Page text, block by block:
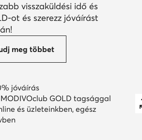
visszaküldési idő és
ot és szerezz jóváírást
meg többet
jóváírás
GOLD tagsággal
és üzleteinkben, egész